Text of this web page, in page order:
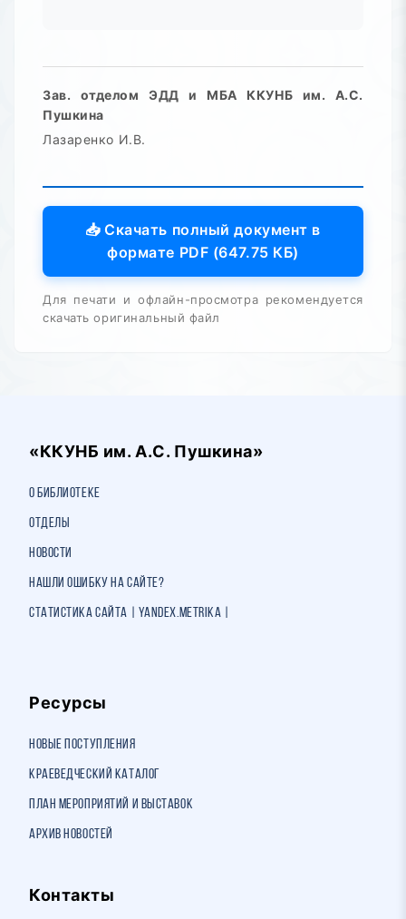
Зав. отделом ЭДД и МБА ККУНБ им. А.С.
Пушкина
Лазаренко И.В.
📥 Скачать полный документ в
формате PDF (647.75 КБ)
Для печати и офлайн-просмотра рекомендуется
скачать оригинальный файл
«ККУНБ им. А.С. Пушкина»
О библиотеке
Отделы
Новости
Нашли ошибку на сайте?
Статистика сайта | Yandex.Metrika |
Ресурсы
Новые поступления
Краеведческий каталог
План мероприятий и выставок
Архив новостей
Контакты